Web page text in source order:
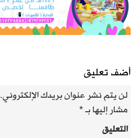
أضف تعليق
لن يتم نشر عنوان بريدك الإلكتروني.
مشار إليها بـ*
التعليق